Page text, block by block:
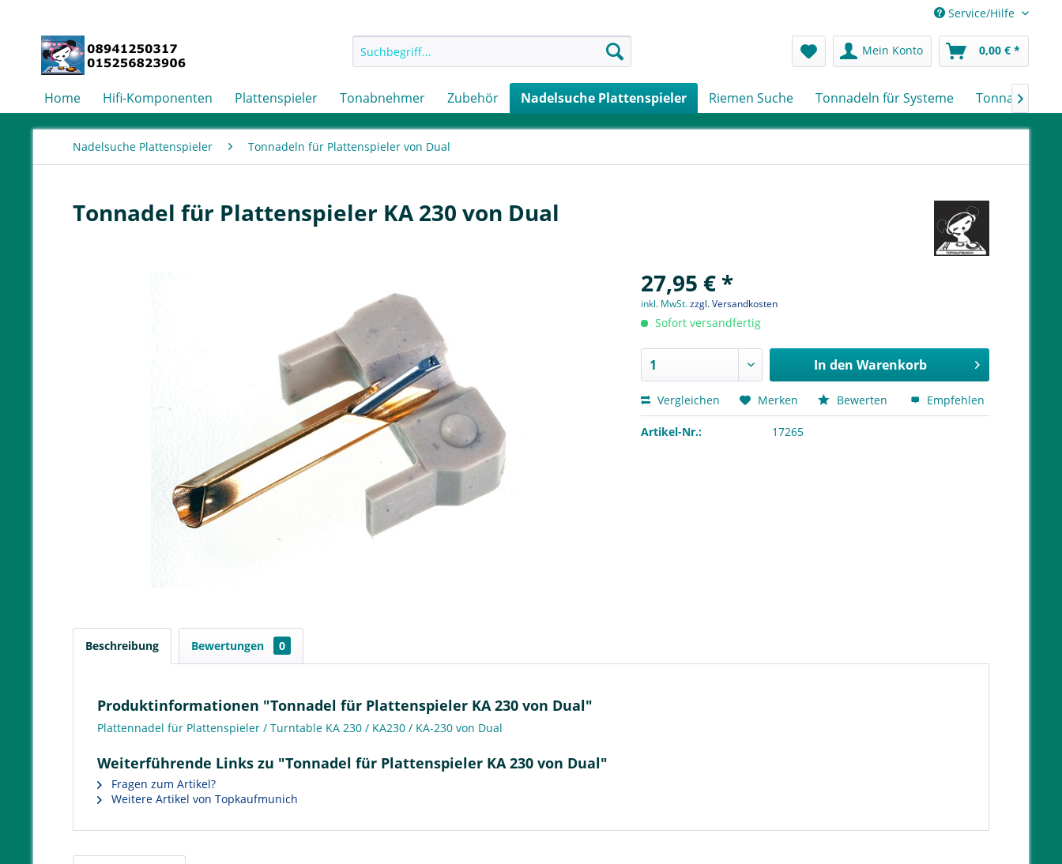
Service/Hilfe
Mein Konto 0,00 € *
Home Hifi-Komponenten Plattenspieler Tonabnehmer Zubehör Nadelsuche Plattenspieler Riemen Suche Tonnadeln für Systeme Tonnadeln

Nadelsuche Plattenspieler Tonnadeln für Plattenspieler von Dual
Tonnadel für Plattenspieler KA 230 von Dual
27,95 € *
inkl. MwSt.zzgl. Versandkosten
Sofort versandfertig
In den Warenkorb
Vergleichen Merken Bewerten Empfehlen
Artikel-Nr.: 17265
Beschreibung Bewertungen 0
Produktinformationen "Tonnadel für Plattenspieler KA 230 von Dual"
Plattennadel für Plattenspieler / Turntable KA 230 / KA230 / KA-230 von Dual
Weiterführende Links zu "Tonnadel für Plattenspieler KA 230 von Dual"
Fragen zum Artikel?
Weitere Artikel von Topkaufmunich